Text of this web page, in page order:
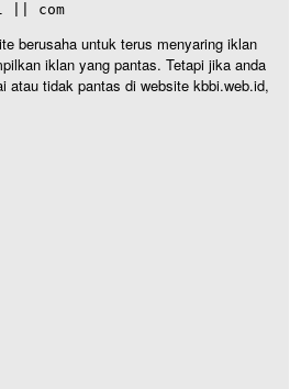
|| com
berusaha untuk terus menyaring iklan
iklan yang pantas. Tetapi jika anda
atau tidak pantas di website kbbi.web.id,